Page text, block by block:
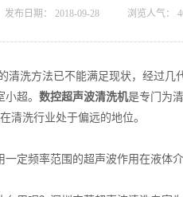
发布日期： 2018-09-28 浏览人气：
方法已不能满足现状，经过几
超。 数控超声波清洗机是专门为
清洗行业处于偏远的地位。
定频率范围的超声波作用在液体